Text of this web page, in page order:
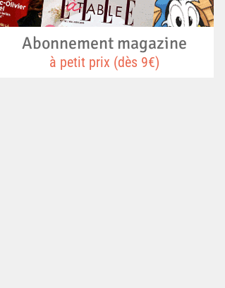
Abonnement magazine
à petit prix (dès 9€)